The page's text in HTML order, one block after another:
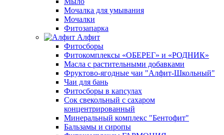
Мочалка для умывания
Мочалки
Фитозапарка
Алфит
Фитосборы
Фитокомплексы «ОБЕРЕГ» и «РОДНИК»
Масла с растительными добавками
Фруктово-ягодные чаи "Алфит-Школьный"
Чаи для бань
Фитосборы в капсулах
Сок свекольный с сахаром
концентрированный
Минеральный комплекс "Бентофит"
Бальзамы и сиропы